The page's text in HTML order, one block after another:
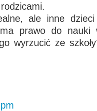
ale inne
prawo do nauki
wyrzucić ze